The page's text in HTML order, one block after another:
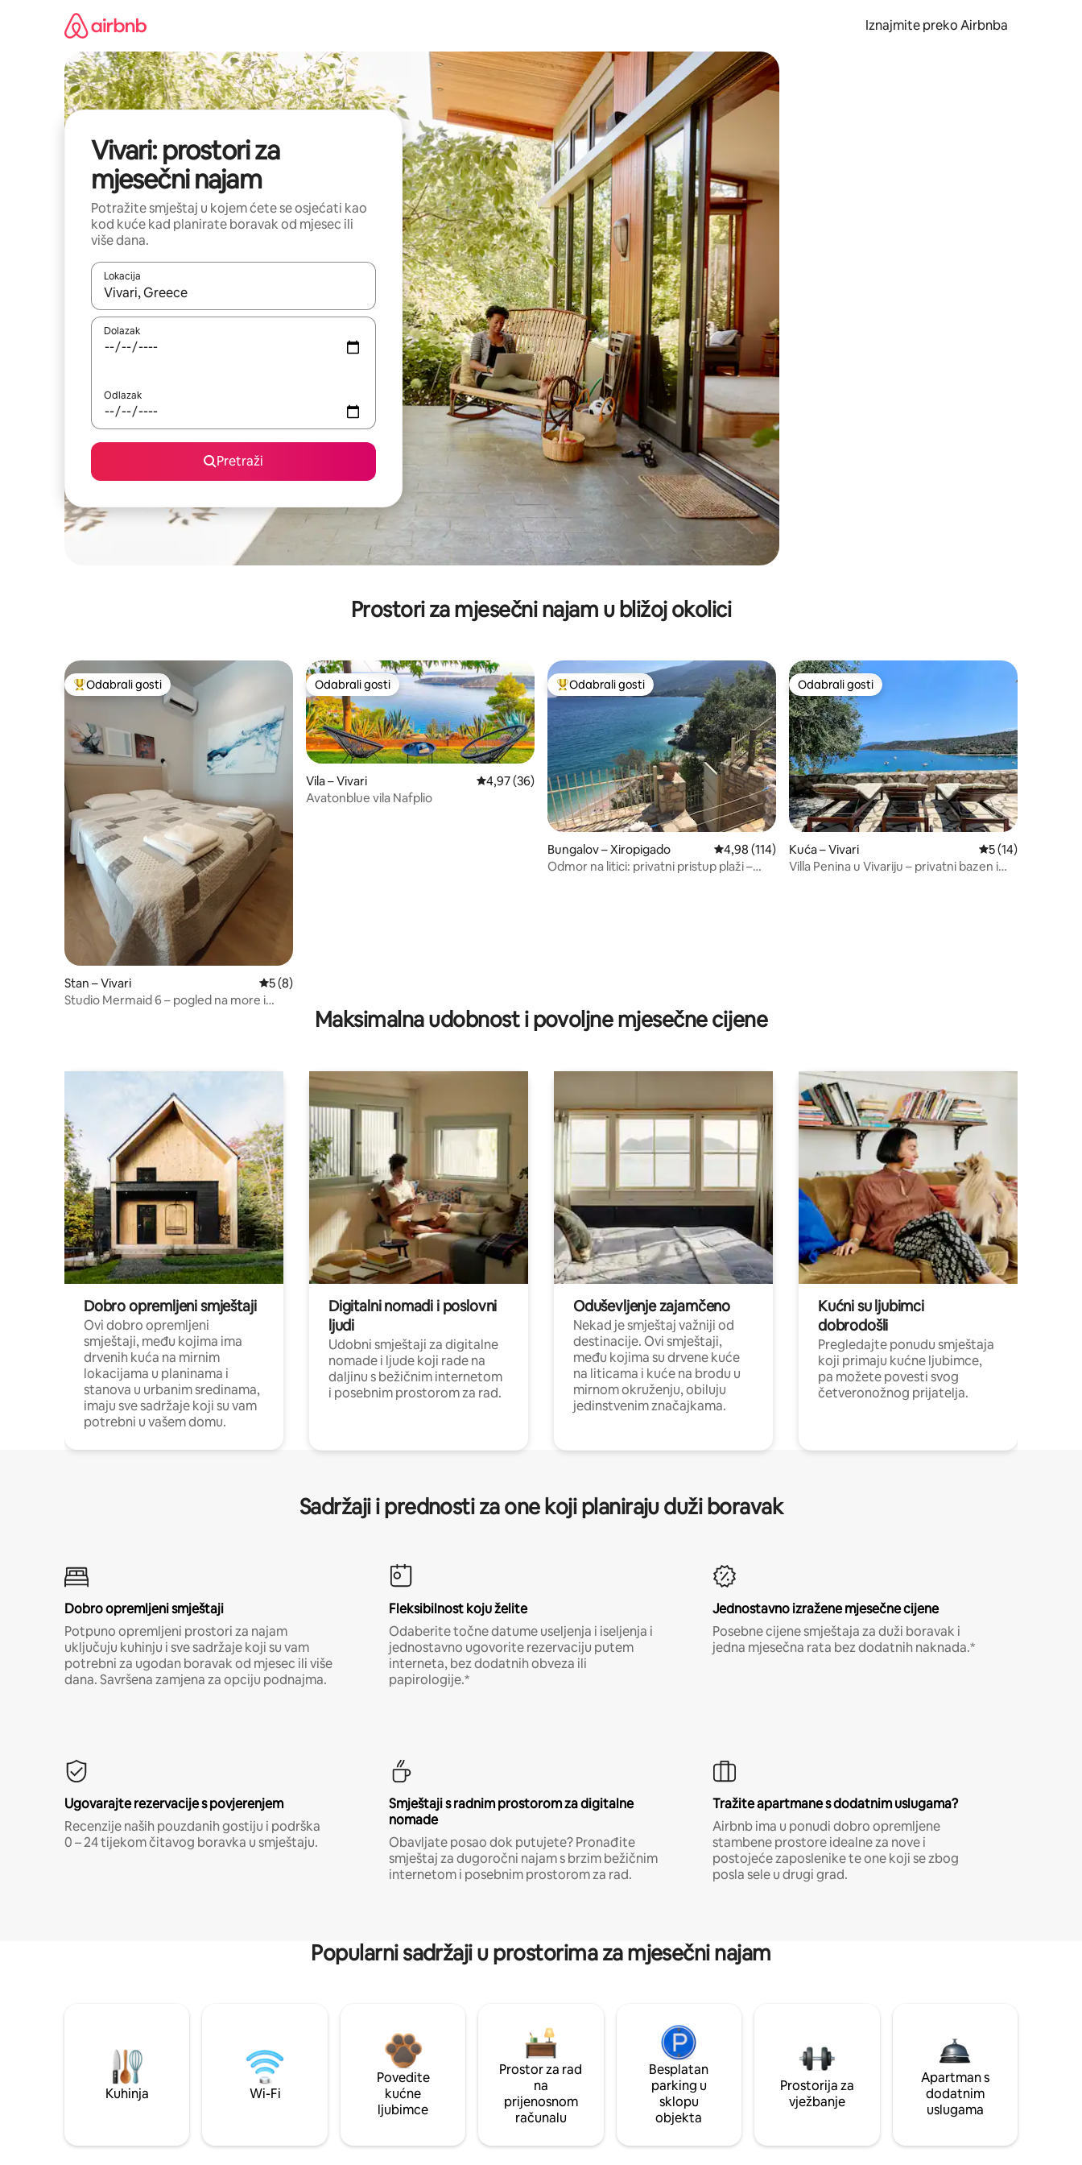
Iznajmite preko Airbnba
Vivari: prostori za
mjesečni najam
Potražite smještaj u kojem ćete se osjećati kao
kod kuće kad planirate boravak od mjesec ili
više dana.
Lokacija
Kada budu dostupni rezultati, moći ćete ih pregledati koristeći se strelicama prema gore i prema dolje, kao i dodirom ili prelaskom prstom po zaslonu.
Dolazak
Odlazak
Pretraži
Prostori za mjesečni najam u bližoj okolici
Među najviše rangiranima s oznakom „Odabrali gosti”
Odabrali gosti
Stan – Vivari Prosječna ocjena: 5/5, recenzija: 8
5 (8)
Studio Mermaid 6 – pogled na more i
Odabrali gosti
Odabrali gosti
Vila – Vivari Prosječna ocjena: 4,97/5, recenzija: 36
4,97 (36)
Avatonblue vila Nafplio
Među najviše rangiranima s oznakom „Odabrali gosti”
Odabrali gosti
Bungalov – Xiropigado Prosječna ocjena: 4,98/5, recenzija: 114
4,98 (114)
Odmor na litici: privatni pristup plaži –
Odabrali gosti
Odabrali gosti
Kuća – Vivari Prosječna ocjena:
5 (14)
Villa Penina u Vivariju – privatni bazen i
Maksimalna udobnost i povoljne mjesečne cijene
Dobro opremljeni smještaji
Ovi dobro opremljeni
smještaji, među kojima ima
drvenih kuća na mirnim
lokacijama u planinama i
stanova u urbanim sredinama,
imaju sve sadržaje koji su vam
potrebni u vašem domu.
Digitalni nomadi i poslovni
ljudi
Udobni smještaji za digitalne
nomade i ljude koji rade na
daljinu s bežičnim internetom
i posebnim prostorom za rad.
Oduševljenje zajamčeno
Nekad je smještaj važniji od
destinacije. Ovi smještaji,
među kojima su drvene kuće
na liticama i kuće na brodu u
mirnom okruženju, obiluju
jedinstvenim značajkama.
Kućni su ljubimci
dobrodošli
Pregledajte ponudu smještaja
koji primaju kućne ljubimce,
pa možete povesti svog
četveronožnog prijatelja.
Sadržaji i prednosti za one koji planiraju duži boravak
Dobro opremljeni smještaji
Potpuno opremljeni prostori za najam
uključuju kuhinju i sve sadržaje koji su vam
potrebni za ugodan boravak od mjesec ili više
dana. Savršena zamjena za opciju podnajma.
Fleksibilnost koju želite
Odaberite točne datume useljenja i iseljenja i
jednostavno ugovorite rezervaciju putem
interneta, bez dodatnih obveza ili
papirologije.*
Jednostavno izražene mjesečne cijene
Posebne cijene smještaja za duži boravak i
jedna mjesečna rata bez dodatnih naknada.*
Ugovarajte rezervacije s povjerenjem
Recenzije naših pouzdanih gostiju i podrška
0 – 24 tijekom čitavog boravka u smještaju.
Smještaji s radnim prostorom za digitalne
nomade
Obavljate posao dok putujete? Pronađite
smještaj za dugoročni najam s brzim bežičnim
internetom i posebnim prostorom za rad.
Tražite apartmane s dodatnim uslugama?
Airbnb ima u ponudi dobro opremljene
stambene prostore idealne za nove i
postojeće zaposlenike te one koji se zbog
posla sele u drugi grad.
Popularni sadržaji u prostorima za mjesečni najam
Kuhinja Wi-Fi
Povedite
kućne
ljubimce
Prostor za rad
na
prijenosnom
računalu
Besplatan
parking u
sklopu
objekta
Prostorija za
vježbanje
Apartman s
dodatnim
uslugama